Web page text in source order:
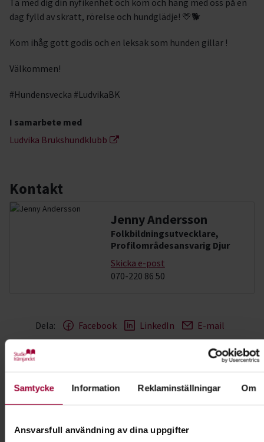
Samtycke Information Reklaminställningar Om
Ansvarsfull användning av dina uppgifter
Ta med dig din nyfikenhet och kom och häng med oss på en
dag fylld av skratt, rörelse och hundglädje! 💛🐕
Kom ihåg gott godis och en leksak som hunden gillar !
Välkommen!
#Hundensvecka #LudvikaBK
I samarbete med
Ludvika Brukshundklubb
Kontakt
Jenny Andersson
Folkbildningsutvecklare,
Profilområdesansvarig Djur
Skicka e-post
070-220 86 50
Dela: Facebook LinkedIn E-mail
Agility
Bli samspelt med din hund genom utmanande
verkligen snabbhet och samarbete det handlar